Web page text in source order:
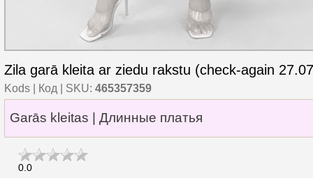
Zila garā kleita ar ziedu rakstu (check-again
Kods | Код | SKU: 465357359
Garās kleitas | Длинные платья
0.0